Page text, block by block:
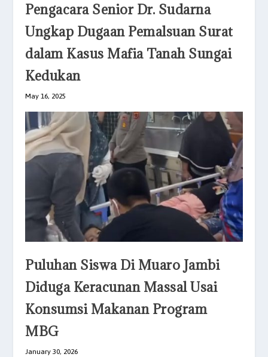
Pengacara Senior Dr. Sudarna
Ungkap Dugaan Pemalsuan Surat
dalam Kasus Mafia Tanah Sungai
Kedukan
May 16, 2025
Puluhan Siswa Di Muaro Jambi
Diduga Keracunan Massal Usai
Konsumsi Makanan Program
MBG
January 30, 2026